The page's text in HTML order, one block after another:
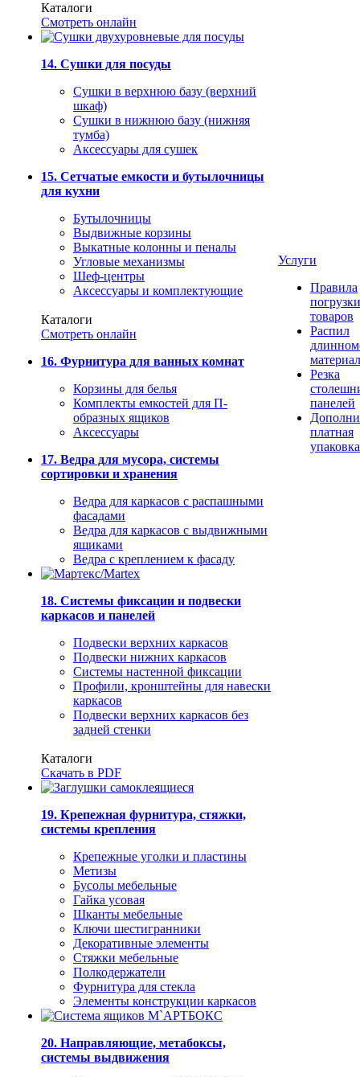
Каталоги
Смотреть онлайн
14. Сушки для посуды
Сушки в верхнюю базу (верхний
шкаф)
Сушки в нижнюю базу (нижняя
тумба)
Аксессуары для сушек
15. Сетчатые емкости и бутылочницы
для кухни
Бутылочницы
Выдвижные корзины
Выкатные колонны и пеналы
Угловые механизмы
Шеф-центры
Аксессуары и комплектующие
Каталоги
Смотреть онлайн
16. Фурнитура для ванных комнат
Корзины для белья
Комплекты емкостей для П-
образных ящиков
Аксессуары
17. Ведра для мусора, системы
сортировки и хранения
Ведра для каркасов с распашными
фасадами
Ведра для каркасов с выдвижными
ящиками
Ведра с креплением к фасаду
18. Системы фиксации и подвески
каркасов и панелей
Подвески верхних каркасов
Подвески нижних каркасов
Системы настенной фиксации
Профили, кронштейны для навески
каркасов
Подвески верхних каркасов без
задней стенки
Каталоги
Скачать в PDF
19. Крепежная фурнитура, стяжки,
системы крепления
Крепежные уголки и пластины
Метизы
Бусолы мебельные
Гайка усовая
Шканты мебельные
Ключи шестигранники
Декоративные элементы
Стяжки мебельные
Полкодержатели
Фурнитура для стекла
Элементы конструкции каркасов
20. Направляющие, метабоксы,
системы выдвижения
Услуги
Правила
погрузки
товаров
Распил
Резка
панелей
платная
упаковка